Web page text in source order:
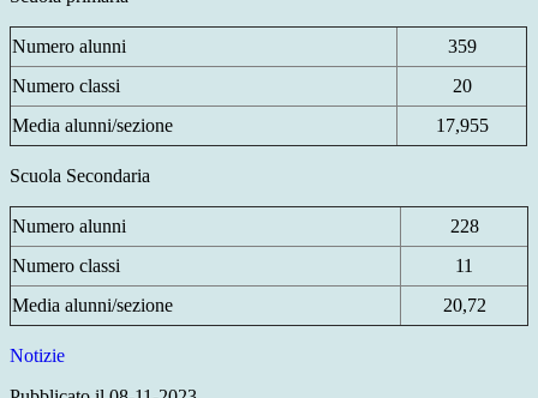
Numero alunni
359
Numero classi
20
Media alunni/sezione
17,955
Scuola Secondaria
Numero alunni
228
Numero classi
11
Media alunni/sezione
20,72
Notizie